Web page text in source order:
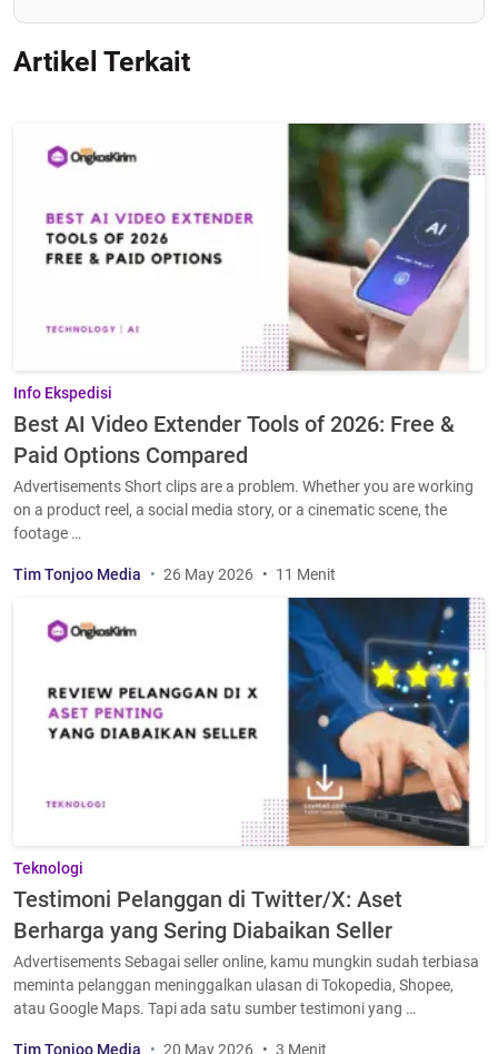
Artikel Terkait
Info Ekspedisi
Best AI Video Extender Tools of 2026: Free &
Paid Options Compared
Advertisements Short clips are a problem. Whether you are working
on a product reel, a social media story, or a cinematic scene, the
footage …
Tim Tonjoo Media 26 May 2026 11 Menit
Teknologi
Testimoni Pelanggan di Twitter/X: Aset
Berharga yang Sering Diabaikan Seller
Advertisements Sebagai seller online, kamu mungkin sudah terbiasa
meminta pelanggan meninggalkan ulasan di Tokopedia, Shopee,
atau Google Maps. Tapi ada satu sumber testimoni yang …
Tim Tonjoo Media 20 May 2026 3 Menit